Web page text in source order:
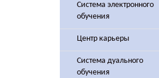
Система электронного
обучения
Центр карьеры
Система дуального
обучения